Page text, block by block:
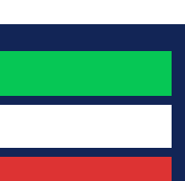
性の感覚」を、呼吸や暮 ...